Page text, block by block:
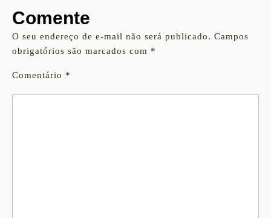
Comente
O seu endereço de e-mail não será publicado. Campos
obrigatórios são marcados com *
Comentário *